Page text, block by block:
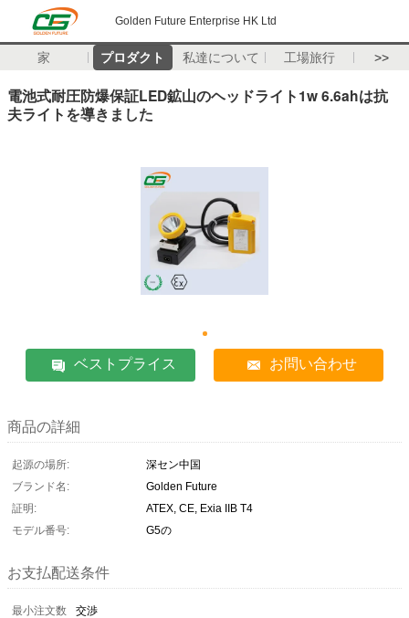
Golden Future Enterprise HK Ltd
家 プロダクト 私達について 工場旅行 >>
電池式耐圧防爆保証LED鉱山のヘッドライト1w 6.6ahは抗
夫ライトを導きました
ベストプライス お問い合わせ
商品の詳細
起源の場所:
深セン中国
ブランド名:
Golden Future
証明:
ATEX, CE, Exia IIB T4
モデル番号:
G5の
お支払配送条件
最小注文数
交渉